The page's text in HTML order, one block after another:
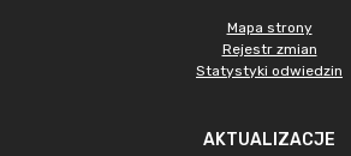
Mapa strony
Rejestr zmian
Statystyki odwiedzin
AKTUALIZACJE